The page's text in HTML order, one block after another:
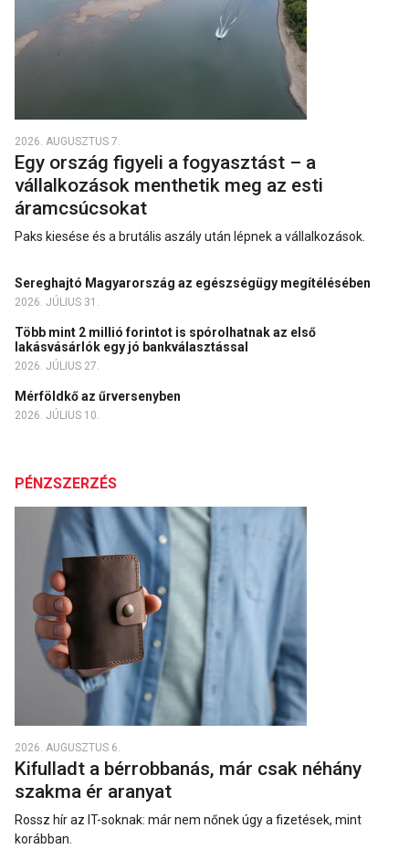
2026. AUGUSZTUS 7.
Egy ország figyeli a fogyasztást – a
vállalkozások menthetik meg az esti
áramcsúcsokat
Paks kiesése és a brutális aszály után lépnek a vállalkozások.
Sereghajtó Magyarország az egészségügy megítélésében
2026. JÚLIUS 31.
Több mint 2 millió forintot is spórolhatnak az első
lakásvásárlók egy jó bankválasztással
2026. JÚLIUS 27.
Mérföldkő az űrversenyben
2026. JÚLIUS 10.
PÉNZSZERZÉS
2026. AUGUSZTUS 6.
Kifulladt a bérrobbanás, már csak néhány
szakma ér aranyat
Rossz hír az IT-soknak: már nem nőnek úgy a fizetések, mint
korábban.